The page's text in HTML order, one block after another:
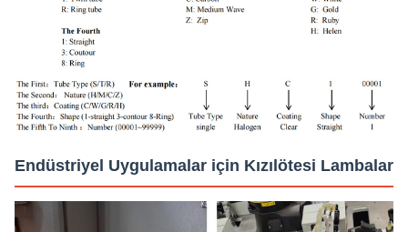
Endüstriyel Uygulamalar için Kızılötesi Lambalar